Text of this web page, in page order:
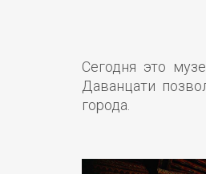
Сегодня это
Даванцати
города.